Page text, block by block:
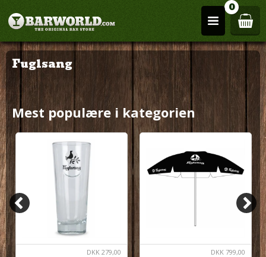
0
Fuglsang
Mest populære i kategorien
DKK 279,00 DKK 799,00